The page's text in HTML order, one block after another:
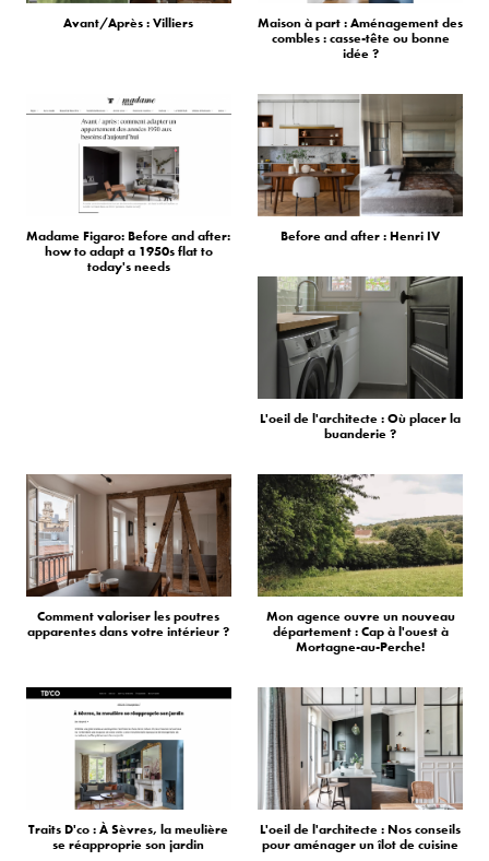
Avant/Après : Villiers
Maison à part : Aménagement des
combles : casse-tête ou bonne
idée ?
Madame Figaro: Before and after:
how to adapt a 1950s flat to
today's needs
Before and after : Henri IV
L'oeil de l'architecte : Où placer la
buanderie ?
Comment valoriser les poutres
apparentes dans votre intérieur ?
Mon agence ouvre un nouveau
département : Cap à l'ouest à
Mortagne-au-Perche!
Traits D'co : À Sèvres, la meulière
se réapproprie son jardin
L'oeil de l'architecte : Nos conseils
pour aménager un îlot de cuisine